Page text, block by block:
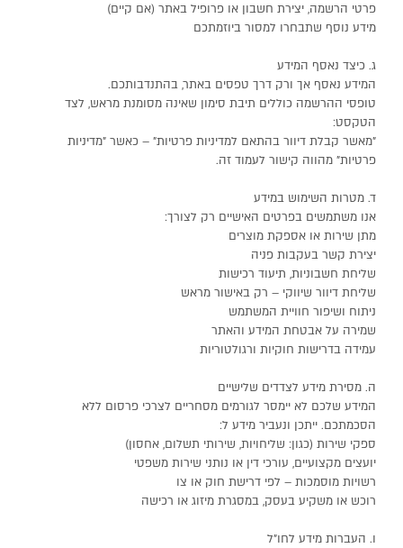
פרטי הרשמה, יצירת חשבון או פרופיל באתר (אם קיים)
מידע נוסף שתבחרו למסור ביוזמתכם
ג. כיצד נאסף המידע
המידע נאסף אך ורק דרך טפסים באתר, בהתנדבותכם.
טופסי ההרשמה כוללים תיבת סימון שאינה מסומנת מראש, לצד
הטקסט:
"מאשר קבלת דיוור בהתאם למדיניות פרטיות" – כאשר "מדיניות
פרטיות" מהווה קישור לעמוד זה.
ד. מטרות השימוש במידע
אנו משתמשים בפרטים האישיים רק לצורך:
מתן שירות או אספקת מוצרים
יצירת קשר בעקבות פניה
שליחת חשבוניות, תיעוד רכישות
שליחת דיוור שיווקי – רק באישור מראש
ניתוח ושיפור חוויית המשתמש
שמירה על אבטחת המידע והאתר
עמידה בדרישות חוקיות ורגולטוריות
ה. מסירת מידע לצדדים שלישיים
המידע שלכם לא יימסר לגורמים מסחריים לצרכי פרסום ללא
הסכמתכם. ייתכן ונעביר מידע ל:
ספקי שירות (כגון: שליחויות, שירותי תשלום, אחסון)
יועצים מקצועיים, עורכי דין או נותני שירות משפטי
רשויות מוסמכות – לפי דרישת חוק או צו
רוכש או משקיע בעסק, במסגרת מיזוג או רכישה
ו. העברות מידע לחו"ל